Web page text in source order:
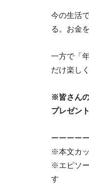
今の生活
る。お金
一方で「
だけ楽し
※皆さん
プレゼン
ーーーー
※本文カ
※エピソ
す